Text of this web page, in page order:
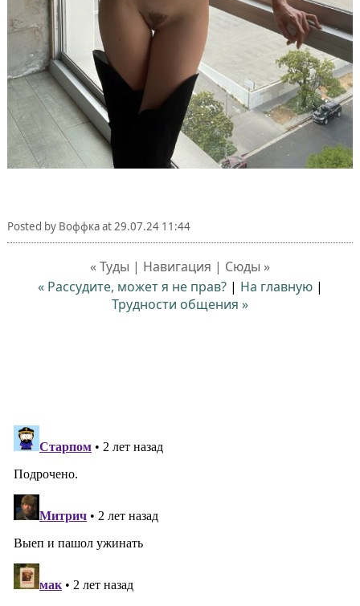
Posted by Воффкаat 29.07.24 11:44
« Туды | Навигация | Сюды »
« Рассудите, может я не прав?| На главную|
Трудности общения »